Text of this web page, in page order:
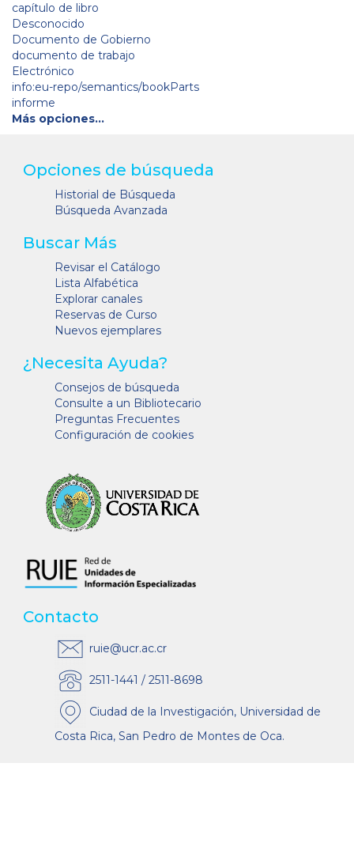
capítulo de libro
Desconocido
Documento de Gobierno
documento de trabajo
Electrónico
info:eu-repo/semantics/bookParts
informe
Más opciones…
Opciones de búsqueda
Historial de Búsqueda
Búsqueda Avanzada
Buscar Más
Revisar el Catálogo
Lista Alfabética
Explorar canales
Reservas de Curso
Nuevos ejemplares
¿Necesita Ayuda?
Consejos de búsqueda
Consulte a un Bibliotecario
Preguntas Frecuentes
Configuración de cookies
Contacto
ruie@ucr.ac.cr
2511-1441 / 2511-8698
Ciudad de la Investigación, Universidad de
Costa Rica, San Pedro de Montes de Oca.